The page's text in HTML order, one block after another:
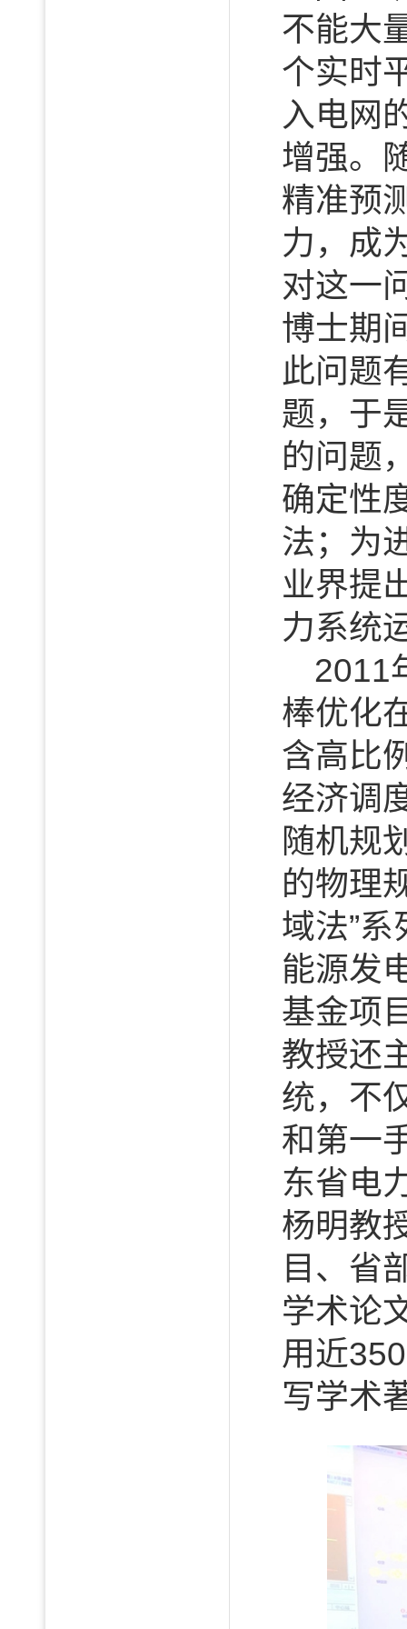
不能大
个实时
入电网
增强。
精准预
力，成
对这一
博士期
此问题
题，于
的问题
确定性
法；为
业界提
力系统
2011
棒优化
含高比
经济调
随机规
的物理
域法”
能源发
基金项
教授还
统，不
和第一
东省电
杨明教
目、省
学术论
用近
写学术